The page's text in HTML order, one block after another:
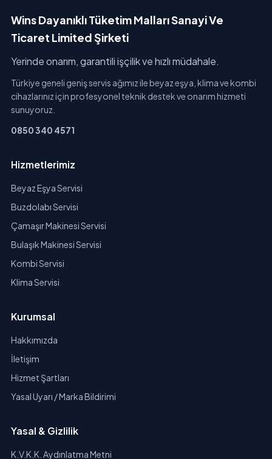
Wins Dayanıklı Tüketim Malları Sanayi Ve
Ticaret Limited Şirketi
Yerinde onarım, garantili işçilik ve hızlı müdahale.
Türkiye geneli geniş servis ağımız ile beyaz eşya, klima ve kombi
cihazlarınız için profesyonel teknik destek ve onarım hizmeti
sunuyoruz.
0850 340 4571
Hizmetlerimiz
Beyaz Eşya Servisi
Buzdolabı Servisi
Çamaşır Makinesi Servisi
Bulaşık Makinesi Servisi
Kombi Servisi
Klima Servisi
Kurumsal
Hakkımızda
İletişim
Hizmet Şartları
Yasal Uyarı / Marka Bildirimi
Yasal & Gizlilik
K.V.K.K. Aydınlatma Metni